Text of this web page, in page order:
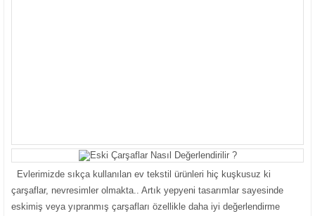
Evlerimizde sıkça kullanılan ev tekstil ürünleri hiç kuşkusuz ki
çarşaflar, nevresimler olmakta.. Artık yepyeni tasarımlar sayesinde
eskimiş veya yıpranmış çarşafları özellikle daha iyi değerlendirme